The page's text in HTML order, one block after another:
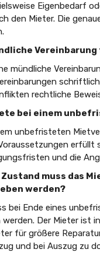
Eigenbedarf
den Mieter. Die
mündliche
rechtliche
bei einem
unbefristeten
erfüllt
und die
Zustand muss das
werden?
bei Ende eines
Der Mieter ist
für größere
und bei Auszug zu